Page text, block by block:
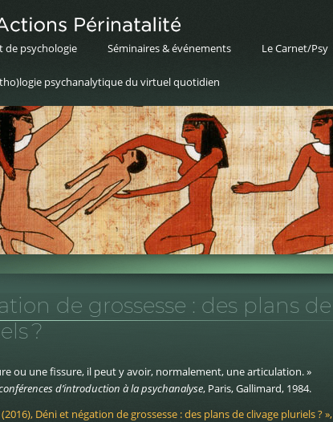
de psychologie Séminaires & événements Le Carnet/Psy
psychanalytique du virtuel quotidien
de grossesse : des plans de
?
ou une fissure, il peut y avoir, normalement, une articulation. »
d’introduction à la psychanalyse, Paris, Gallimard, 1984.
Déni et négation de grossesse : des plans de clivage pluriels ? »,